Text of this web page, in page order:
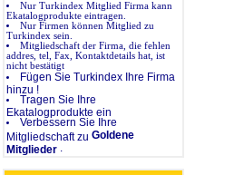
Nur Turkindex Mitglied Firma kann
Ekatalogprodukte eintragen.
Nur Firmen können Mitglied zu
Turkindex sein.
Mitgliedschaft der Firma, die fehlen
addres, tel, Fax, Kontaktdetails hat, ist
nicht bestätigt
Fügen Sie Turkindex Ihre Firma
hinzu !
Tragen Sie Ihre
Ekatalogprodukte ein
Verbessern Sie Ihre
Mitgliedschaft zu Goldene
Mitglieder .